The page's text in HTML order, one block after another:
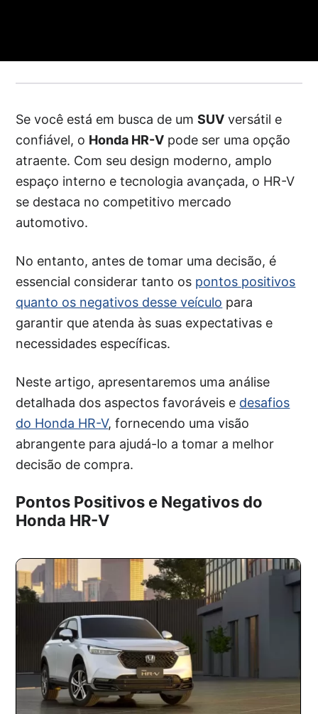
Se você está em busca de umSUV versátil e
confiável, o Honda HR-V pode ser uma opção
atraente. Com seu design moderno, amplo
espaço interno e tecnologia avançada, o HR-V
se destaca no competitivo mercado
automotivo.
No entanto, antes de tomar uma decisão, é
essencial considerar tanto os pontos positivos
quanto os negativos desse veículo para
garantir que atenda às suas expectativas e
necessidades específicas.
Neste artigo, apresentaremos uma análise
detalhada dos aspectos favoráveis e desafios
do Honda HR-V, fornecendo uma visão
abrangente para ajudá-lo a tomar a melhor
decisão de compra.
Pontos Positivos e Negativos do
Honda HR-V